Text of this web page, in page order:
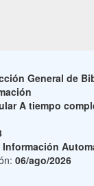
General de
A tiempo
Información
06/ago/2026